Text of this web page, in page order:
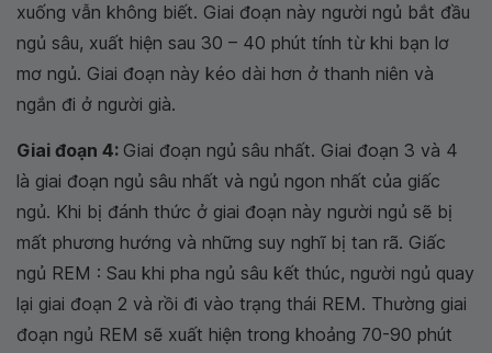
xuống vẫn không biết. Giai đoạn này người ngủ bắt đầu
ngủ sâu, xuất hiện sau 30 – 40 phút tính từ khi bạn lơ
mơ ngủ. Giai đoạn này kéo dài hơn ở thanh niên và
ngắn đi ở người già.
Giai đoạn 4: Giai đoạn ngủ sâu nhất. Giai đoạn 3 và 4
là giai đoạn ngủ sâu nhất và ngủ ngon nhất của giấc
ngủ. Khi bị đánh thức ở giai đoạn này người ngủ sẽ bị
mất phương hướng và những suy nghĩ bị tan rã. Giấc
ngủ REM : Sau khi pha ngủ sâu kết thúc, người ngủ quay
lại giai đoạn 2 và rồi đi vào trạng thái REM. Thường giai
đoạn ngủ REM sẽ xuất hiện trong khoảng 70-90 phút